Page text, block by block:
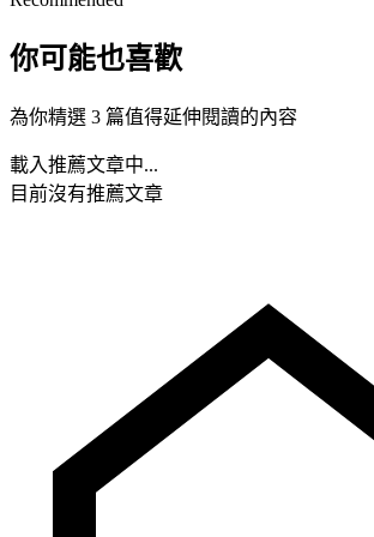
你可能也喜歡
為你精選 3 篇值得延伸閱讀的內容
載入推薦文章中...
目前沒有推薦文章